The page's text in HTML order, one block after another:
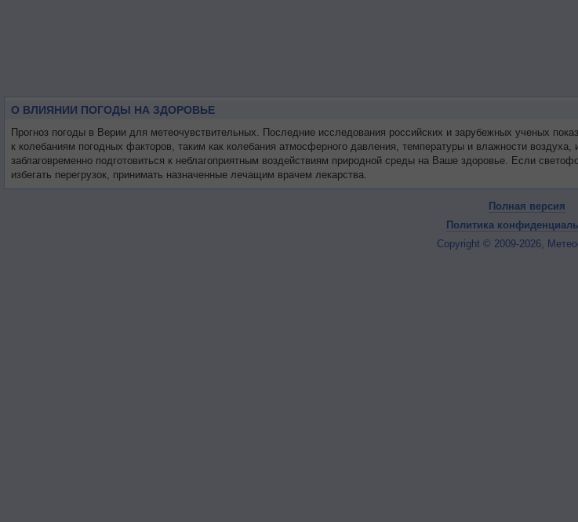
О ВЛИЯНИИ ПОГОДЫ НА ЗДОРОВЬЕ
Прогноз погоды в Верии для метеочувствительных. Последние исследования российских и зарубежных ученых
к колебаниям погодных факторов, таким как колебания атмосферного давления, температуры и влажности
заблаговременно подготовиться к неблагоприятным воздействиям природной среды на Ваше здоровье. Если
избегать перегрузок, принимать назначенные лечащим врачем лекарства.
Полная версия
Политика
Copyright © 2009-2026,